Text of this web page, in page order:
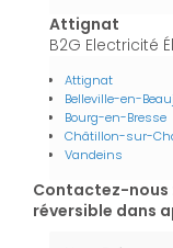
Attignat
B2G Electricité
Attignat
Belleville-en-
Bourg-en-Bresse
Châtillon-sur-
Vandeins
Contactez-nous
réversible dans